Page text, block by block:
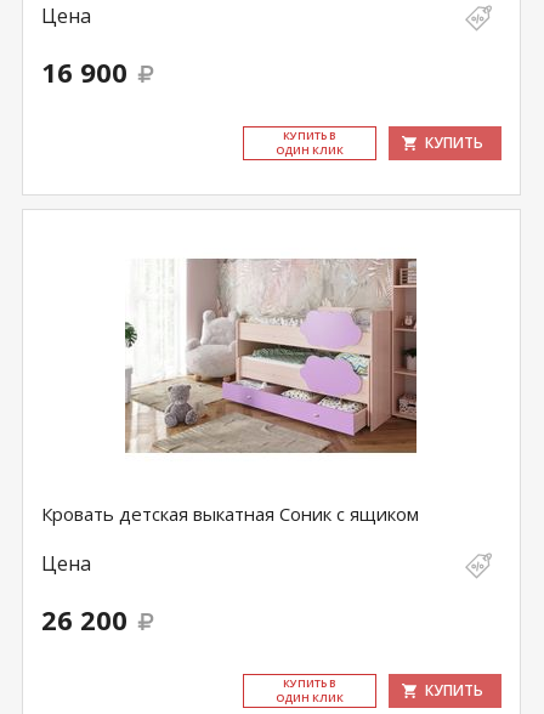
Цена
16 900
КУ­ПИТЬ В
ОДИН КЛИК
КУПИТЬ
Кровать детская выкатная Соник с ящиком
Цена
26 200
КУ­ПИТЬ В
ОДИН КЛИК
КУПИТЬ